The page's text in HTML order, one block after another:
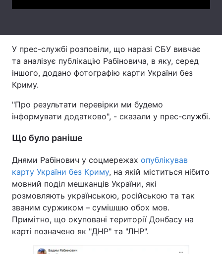
Тема оформлення
У прес-службі розповіли, що наразі СБУ вивчає
та аналізує публікацію Рабіновича, в яку, серед
іншого, додано фотографію карти України без
Криму.
"Про результати перевірки ми будемо
інформувати додатково", - сказали у прес-службі.
Що було раніше
Днями Рабінович у соцмережах опублікував
карту України без Криму, на якій міститься нібито
мовний поділ мешканців України, які
розмовляють українською, російською та так
званим суржиком – сумішшю обох мов.
Примітно, що окуповані території Донбасу на
карті позначено як "ДНР" та "ЛНР".